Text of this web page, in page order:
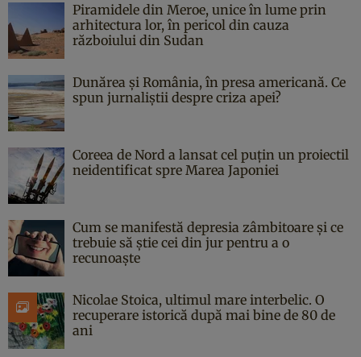
Piramidele din Meroe, unice în lume prin
arhitectura lor, în pericol din cauza
războiului din Sudan
Dunărea și România, în presa americană. Ce
spun jurnaliștii despre criza apei?
Coreea de Nord a lansat cel puțin un proiectil
neidentificat spre Marea Japoniei
Cum se manifestă depresia zâmbitoare și ce
trebuie să știe cei din jur pentru a o
recunoaște
Nicolae Stoica, ultimul mare interbelic. O
recuperare istorică după mai bine de 80 de
ani